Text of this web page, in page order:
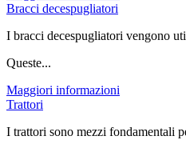
Bracci decespugliatori
I bracci decespugliatori vengono
Queste...
Maggiori informazioni
Trattori
I trattori sono mezzi fondamentali